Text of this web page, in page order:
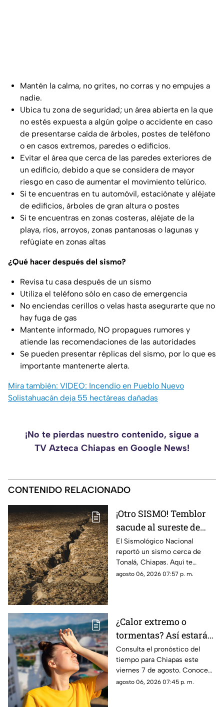
Mantén la calma, no grites, no corras y no empujes a
nadie.
Ubica tu zona de seguridad; un área abierta en la que
no estés expuesta a algún golpe o accidente en caso
de presentarse caída de árboles, postes de teléfono
o en casos extremos, paredes o edificios.
Evitar el área que cerca de las paredes exteriores de
un edificio, debido a que se considera de mayor
riesgo en caso de aumentar el movimiento telúrico.
Si te encuentras en tu automóvil, estaciónate y aléjate
de edificios, árboles de gran altura o postes
Si te encuentras en zonas costeras, aléjate de la
playa, ríos, arroyos, zonas pantanosas o lagunas y
refúgiate en zonas altas
¿Qué hacer después del sismo?
Revisa tu casa después de un sismo
Utiliza el teléfono sólo en caso de emergencia
No enciendas cerillos o velas hasta asegurarte que no
hay fuga de gas
Mantente informado, NO propagues rumores y
atiende las recomendaciones de las autoridades
Se pueden presentar réplicas del sismo, por lo que es
importante mantenerte alerta.
Mira también: VIDEO: Incendio en Pueblo Nuevo
Solistahuacán deja 55 hectáreas dañadas
¡No te pierdas nuestro contenido, sigue a
TV Azteca Chiapas en Google News!
CONTENIDO RELACIONADO
¡Otro SISMO! Temblor
sacude al sureste de
México HOY: epicentro
y magnitud
El Sismológico Nacional
reportó un sismo cerca de
Tonalá, Chiapas. Aquí te
contamos todos los detalles
agosto 06, 2026 07:57 p. m.
¿Calor extremo o
tormentas? Así estará
el clima este viernes 7
de agosto en Chiapas
Consulta el pronóstico del
tiempo para Chiapas este
viernes 7 de agosto. Conoce
las regiones con probabilidad
agosto 06, 2026 07:45 p. m.